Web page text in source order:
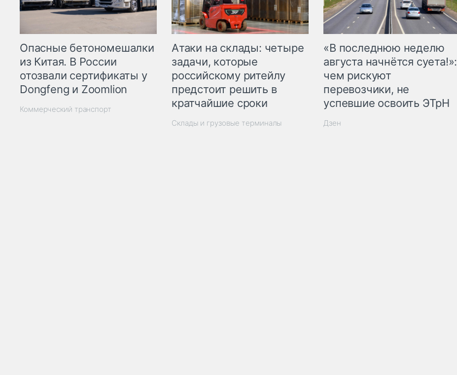
Опасные бетономешалки
из Китая. В России
отозвали сертификаты у
Dongfeng и Zoomlion
Коммерческий транспорт
Атаки на склады: четыре
задачи, которые
российскому ритейлу
предстоит решить в
кратчайшие сроки
Склады и грузовые терминалы
«В последнюю неделю
августа начнётся суета!»:
чем рискуют
перевозчики, не
успевшие освоить ЭТрН
Дзен